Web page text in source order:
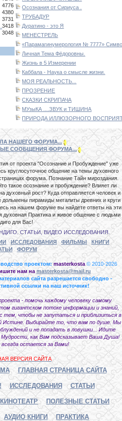
4776
4380
3731
3418
3048
Осознания от Сириуса .
ТРУБАДУР
Дуратино - это Я
МЕНЕСТРЕЛЬ
«Парамагинумерология № 7777»
Личная Тема Фёдоровны.
Жизнь в 5 Измерении
Каббала - Наука о смысле жизни.
МОЯ РЕАЛЬНОСТЬ...
ПРОЗРЕНИЕ
СКАЗКИ СКРИПАЧА
МУзыКА ....ЗВУК и ТИШИНА
ПРИРОДА ИЛЛЮЗОРНОГО
НАШЕГО ФОРУМА...
СООБЩЕНИЯ ФОРУМА...
от проекта "Осознание и Пробуждение" уже
круглосуточное общение на темы духовного
форума. Познание Тайн мироздания.
такое осознание и пробуждение? Влияет ли
духовный рост? Куда отправляется человек и
дольмены пирамиды мегалиты древних и круги
на нашем форуме вы найдете ответы на эти
духовная Практика и живое общение с людьми
для Вас!
СТАТЬИ, ВИДЕО ИССЛЕДОВАНИЯ.
ИССЛЕДОВАНИЯ ФИЛЬМЫ
КНИГИ
ФОРУМ
проектом: masterkosta © 2010-2026
нам на masterkosta@mail.ru
сайта разрешается свободно -
ссылки на наш источник!
- помочь каждому человеку самому
гигантском потоке информации и знаний,
тем, чтобы не запутаться и приблизиться в
Истине. Выбирайте то, что вам по душе. Мы
и не попадать в ловушки... Идите
как Вам подсказывает Ваша Душа!
остается за Вами!
ВЕРСИЯ САЙТА
ГЛАВНАЯ СТРАНИЦА САЙТА
ИССЛЕДОВАНИЯ СТАТЬИ
КИНОТЕАТР ПОЛЕЗНЫЕ СТАТЬИ
АУДИО КНИГИ ПРАКТИКА